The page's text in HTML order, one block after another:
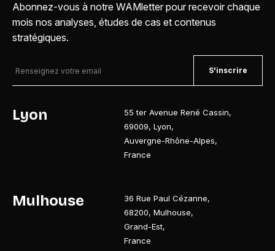
Abonnez-vous à notre WAMletter pour recevoir chaque
mois nos analyses, études de cas et contenus
stratégiques.
S'inscrire
Lyon 55 ter Avenue René Cassin,
69009,Lyon,
Auvergne-Rhône-Alpes,
France
Mulhouse 36 Rue Paul Cézanne,
68200,Mulhouse,
Grand-Est,
France